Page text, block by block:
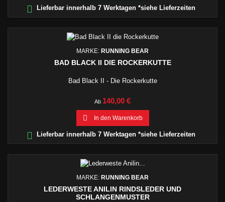
 Lieferbar innerhalb 7 Werktagen *siehe Lieferzeiten
MARKE: RUNNING BEAR
BAD BLACK II DIE ROCKERKUTTE
Bad Black II - Die Rockerkutte
Ab Preis
140,00 €
 In den Warenkorb
 Lieferbar innerhalb 7 Werktagen *siehe Lieferzeiten
MARKE: RUNNING BEAR
LEDERWESTE ANILIN RINDSLEDER UND
SCHLANGENMUSTER